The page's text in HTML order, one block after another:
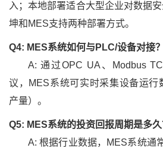
入；本地部署适合大型企业对数据
坤和MES支持两种部署方式。
Q4: MES系统如何与PLC/设备对接？
A: 通过OPC UA、Modbus
议，MES系统可实时采集设备运行
产量）。
Q5: MES系统的投资回报周期是多久
A: 根据行业数据，MES系统通